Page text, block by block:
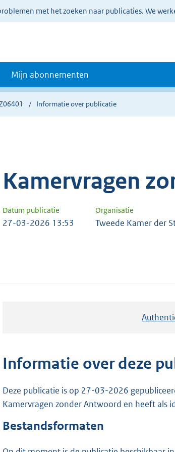
met het zoeken naar publicaties. We
Mijn abonnementen
Informatie over publicatie
Kamervragen
Datum publicatie Organisatie
27-03-2026 13:53 Tweede Kamer der
Informatie over deze
Deze publicatie is op 27-03-2026
Kamervragen zonder Antwoord en heeft
Bestandsformaten